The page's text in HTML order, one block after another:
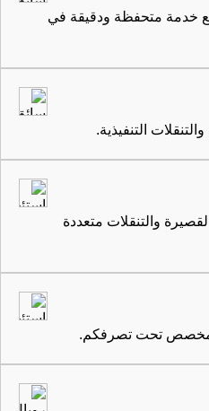
خدمة متحفظة ودقيقة في
التنفيذية.
والتنقلات متعددة
مخصص تحت تصرفكم.